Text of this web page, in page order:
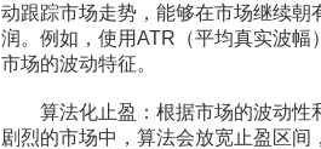
动跟踪市场走势，能够在市场继续朝
润。例如，使用ATR（平均真实波
市场的波动特征。
算法化止盈：根据市场的波动性
剧烈的市场中，算法会放宽止盈区